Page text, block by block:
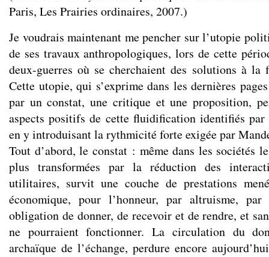
Paris, Les Prairies ordinaires, 2007.)
Je voudrais maintenant me pencher sur l’utopie
de ses travaux anthropologiques, lors de cette
deux-guerres où se cherchaient des solutions à
Cette utopie, qui s’exprime dans les dernières
par un constat, une critique et une proposition,
aspects positifs de cette fluidification identifiés
en y introduisant la rythmicité forte exigée par
Tout d’abord, le constat : même dans les sociétés
plus transformées par la réduction des
utilitaires, survit une couche de prestations
économique, pour l’honneur, par altruisme, par
obligation de donner, de recevoir et de rendre, et
ne pourraient fonctionner. La circulation du
archaïque de l’échange, perdure encore